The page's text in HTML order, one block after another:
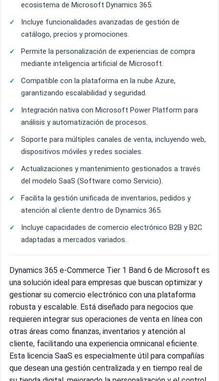
ecosistema de Microsoft Dynamics 365.
Incluye funcionalidades avanzadas de gestión de
catálogo, precios y promociones.
Permite la personalización de experiencias de compra
mediante inteligencia artificial de Microsoft.
Compatible con la plataforma en la nube Azure,
garantizando escalabilidad y seguridad.
Integración nativa con Microsoft Power Platform para
análisis y automatización de procesos.
Soporte para múltiples canales de venta, incluyendo web,
dispositivos móviles y redes sociales.
Actualizaciones y mantenimiento gestionados a través
del modelo SaaS (Software como Servicio).
Facilita la gestión unificada de inventarios, pedidos y
atención al cliente dentro de Dynamics 365.
Incluye capacidades de comercio electrónico B2B y B2C
adaptadas a mercados variados.
Dynamics 365 e-Commerce Tier 1 Band 6 de Microsoft es
una solución ideal para empresas que buscan optimizar y
gestionar su comercio electrónico con una plataforma
robusta y escalable. Está diseñado para negocios que
requieren integrar sus operaciones de venta en línea con
otras áreas como finanzas, inventarios y atención al
cliente, facilitando una experiencia omnicanal eficiente.
Esta licencia SaaS es especialmente útil para compañías
que desean una gestión centralizada y en tiempo real de